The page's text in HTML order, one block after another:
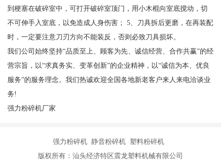
到梗塞在破碎室中，可打开破碎室顶门，用小木棍向室底搅动，切
不可伸手入室底，以免造成人身伤害； 5、刀具拆后更磨，在再装配
时，一定要注意刀刃方向不能装反，否则必致刀具损坏。
我们公司始终坚持“品质至上、顾客为先、诚信经营、合作共赢”的经
营宗旨，以“求真务实、变革创新”的企业精神，以“诚信为本、优良
服务”的服务理念。我们热诚欢迎全国各地新老客户来人来电洽谈业
务!
强力粉碎机厂家
强力粉碎机 静音粉碎机 塑料粉碎机
版权所有：汕头经济特区震龙塑料机械有限公司